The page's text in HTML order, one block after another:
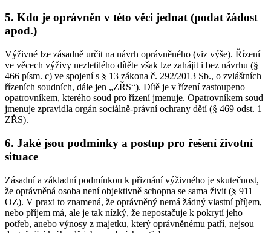
5. Kdo je oprávněn v této věci jednat (podat žádost
apod.)
Výživné lze zásadně určit na návrh oprávněného (viz výše). Řízení
ve věcech výživy nezletilého dítěte však lze zahájit i bez návrhu (§
466 písm. c) ve spojení s § 13 zákona č. 292/2013 Sb., o zvláštních
řízeních soudních, dále jen „ZŘS“). Dítě je v řízení zastoupeno
opatrovníkem, kterého soud pro řízení jmenuje. Opatrovníkem soud
jmenuje zpravidla orgán sociálně-právní ochrany dětí (§ 469 odst. 1
ZŘS).
6. Jaké jsou podmínky a postup pro řešení životní
situace
Zásadní a základní podmínkou k přiznání výživného je skutečnost,
že oprávněná osoba není objektivně schopna se sama živit (§ 911
OZ). V praxi to znamená, že oprávněný nemá žádný vlastní příjem,
nebo příjem má, ale je tak nízký, že nepostačuje k pokrytí jeho
potřeb, anebo výnosy z majetku, který oprávněnému patří, nejsou